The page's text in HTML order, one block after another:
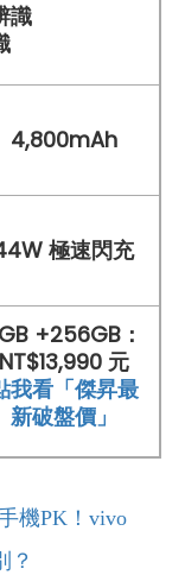
識
4,800mAh
極速閃充
+256GB：
NT$13,990 元
我看「傑昇最
新破盤價」
機PK！vivo
？